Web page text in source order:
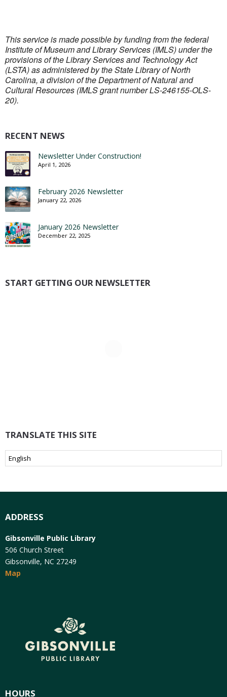
This service is made possible by funding from the federal
Institute of Museum and Library Services (IMLS) under the
provisions of the Library Services and Technology Act
(LSTA) as administered by the State Library of North
Carolina, a division of the Department of Natural and
Cultural Resources (IMLS grant number LS-246155-OLS-
20).
RECENT NEWS
Newsletter Under Construction!
April 1, 2026
February 2026 Newsletter
January 22, 2026
January 2026 Newsletter
December 22, 2025
START GETTING OUR NEWSLETTER
TRANSLATE THIS SITE
ADDRESS
Gibsonville Public Library
506 Church Street
Gibsonville, NC 27249
Map
HOURS